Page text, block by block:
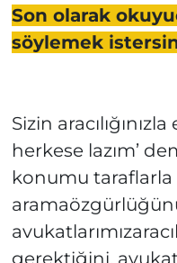
Son olarak
söylemek
Sizin
herkese lazım’
konumu
gerektiğini,